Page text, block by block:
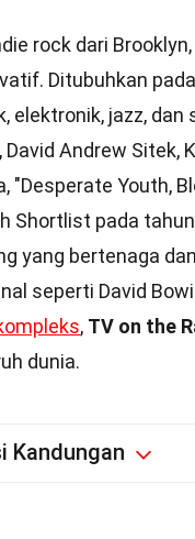
rock dari
Ditubuhkan
jazz, dan
Andrew Sitek,
"Desperate Youth,
Shortlist pada
yang bertenaga
seperti David
, TV on the
dunia.
Kandungan